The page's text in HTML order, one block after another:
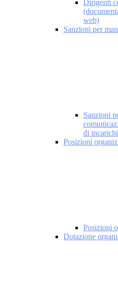
Dirigenti
web)
Sanzioni per
Sanzioni
di
Posizioni
Posizioni
Dotazione